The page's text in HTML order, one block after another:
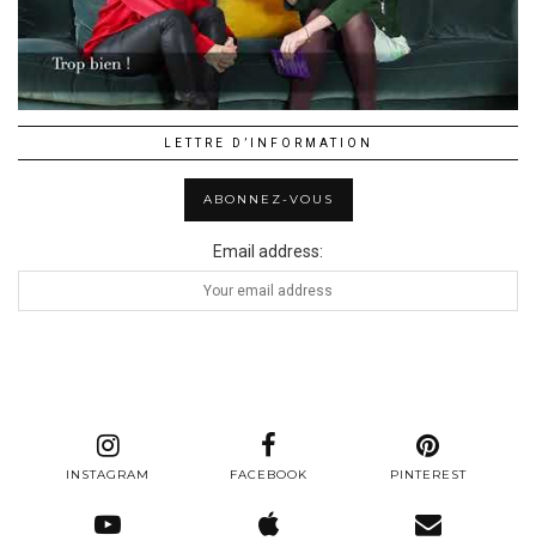
LETTRE D’INFORMATION
Email address:
INSTAGRAM FACEBOOK PINTEREST